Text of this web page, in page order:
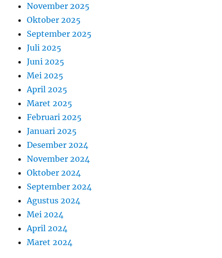
November 2025
Oktober 2025
September 2025
Juli 2025
Juni 2025
Mei 2025
April 2025
Maret 2025
Februari 2025
Januari 2025
Desember 2024
November 2024
Oktober 2024
September 2024
Agustus 2024
Mei 2024
April 2024
Maret 2024